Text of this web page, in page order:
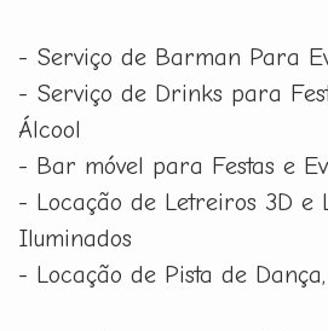
- Serviço de Barman Para
- Serviço de Drinks para
Álcool
- Bar móvel para Festas e
- Locação de Letreiros 3D e
Iluminados
- Locação de Pista de